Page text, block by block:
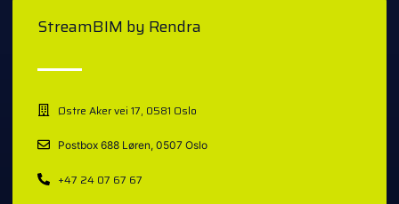
StreamBIM by Rendra
Østre Aker vei 17, 0581 Oslo
Postbox 688 Løren, 0507 Oslo
+47 24 07 67 67